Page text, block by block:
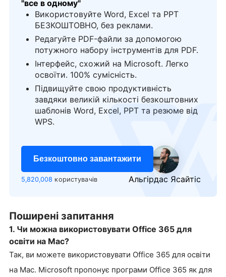
"все в одному"
Використовуйте Word, Excel та PPT
БЕЗКОШТОВНО, без реклами.
Редагуйте PDF-файли за допомогою
потужного набору інструментів для PDF.
Інтерфейс, схожий на Microsoft. Легко
освоїти. 100% сумісність.
Підвищуйте свою продуктивність
завдяки великій кількості безкоштовних
шаблонів Word, Excel, PPT та резюме від
WPS.
Безкоштовно завантажити
5,820,008 користувачів Альгірдас Ясайтіс
логотип
Поширені запитання
1. Чи можна використовувати Office 365 для
освіти на Mac?
Так, ви можете використовувати Office 365 для освіти
на Mac. Microsoft пропонує програми Office 365 як для